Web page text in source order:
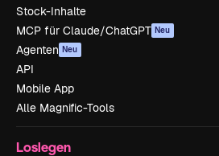
Stock-Inhalte
MCP für Claude/ChatGPT Neu
Agenten Neu
API
Mobile App
Alle Magnific-Tools
Loslegen